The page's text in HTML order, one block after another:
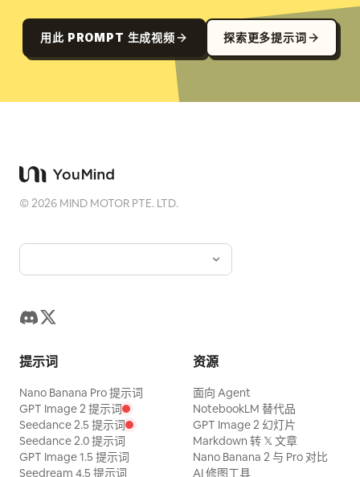
用此 PROMPT 生成视频 探索更多提示词
©2026 MIND MOTOR PTE. LTD.
提示词
Nano Banana Pro 提示词
GPT Image 2 提示词
Seedance 2.5 提示词
Seedance 2.0 提示词
GPT Image 1.5 提示词
Seedream 4.5 提示词
资源
面向 Agent
NotebookLM 替代品
GPT Image 2 幻灯片
Markdown 转 𝕏 文章
Nano Banana 2 与 Pro 对比
AI 修图工具